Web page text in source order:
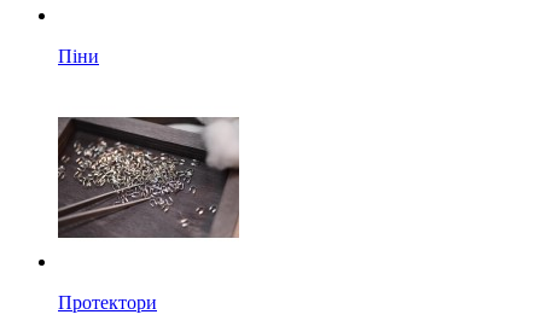
Піни
Протектори